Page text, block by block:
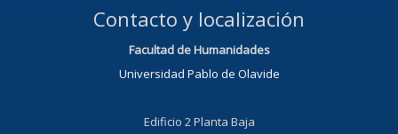
Contacto y localización
Facultad de Humanidades
Universidad Pablo de Olavide
Edificio 2 Planta Baja